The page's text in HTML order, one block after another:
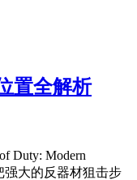
置全解析
Duty: Modern
强大的反器材狙击步